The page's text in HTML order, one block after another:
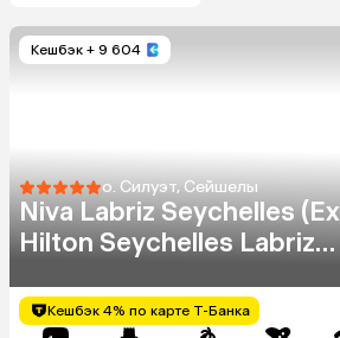
Кешбэк + 9 604
о. Силуэт, Сейшелы
Niva Labriz Seychelles
Hilton Seychelles Labriz
Кешбэк 4% по карте Т-Банка